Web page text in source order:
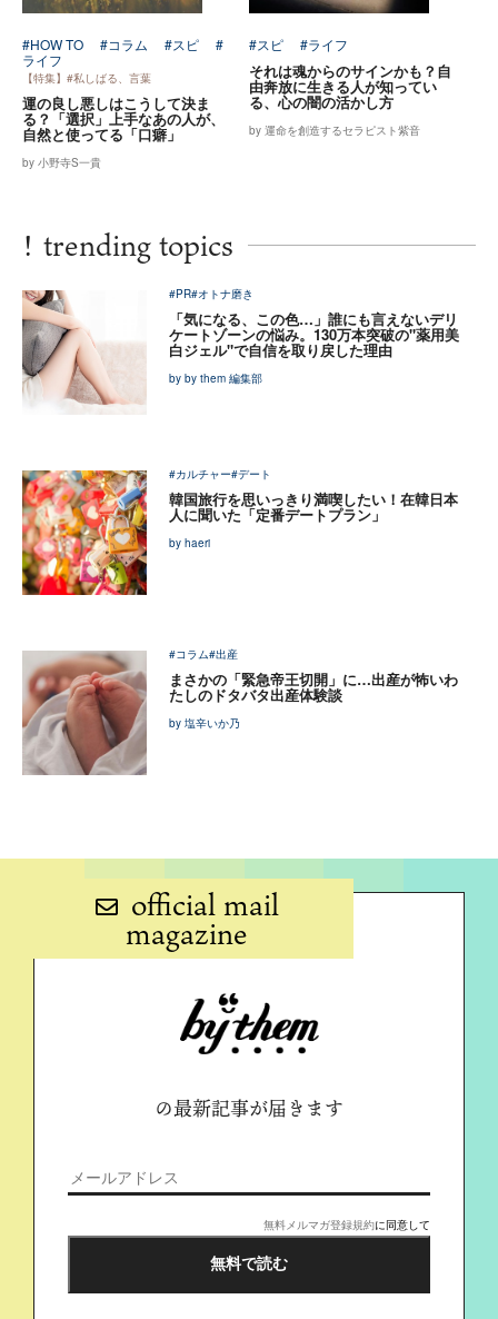
#HOW TO #コラム #スピ
#
ライフ
【特集】#私しばる、言葉
運の良し悪しはこうして決ま
る？「選択」上手なあの人が、
自然と使ってる「口癖」
by 小野寺S一貴
#スピ #ライフ
それは魂からのサインかも？自
由奔放に生きる人が知ってい
る、心の闇の活かし方
by 運命を創造するセラピスト紫音
! trending topics
#PR#オトナ磨き
「気になる、この色…」誰にも言えないデリ
ケートゾーンの悩み。130万本突破の"薬用美
白ジェル"で自信を取り戻した理由
by by them 編集部
#カルチャー#デート
韓国旅行を思いっきり満喫したい！在韓日本
人に聞いた「定番デートプラン」
by haeri
#コラム#出産
まさかの「緊急帝王切開」に…出産が怖いわ
たしのドタバタ出産体験談
by 塩辛いか乃
official mail
magazine
の最新記事が届きます
無料メルマガ登録規約に同意して